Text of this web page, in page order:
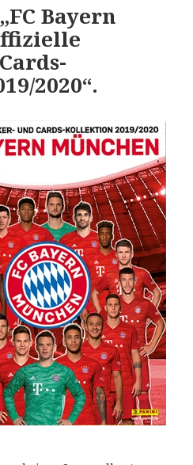
Bayern
2020“.